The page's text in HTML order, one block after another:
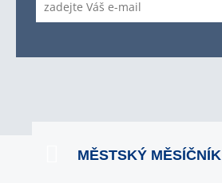
MĚSTSKÝ MĚSÍČNÍK